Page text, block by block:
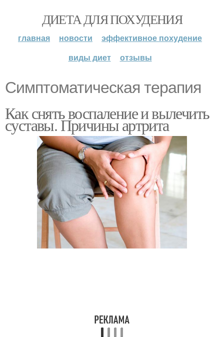
ДИЕТА ДЛЯ ПОХУДЕНИЯ
главная новости
эффективное похудение
виды диет
отзывы
Симптоматическая терапия
Как снять воспаление и вылечить
суставы. Причины артрита